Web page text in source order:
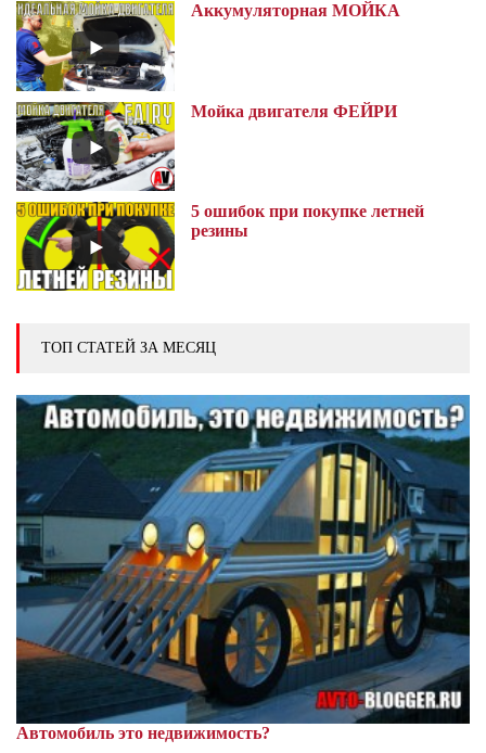
Аккумуляторная МОЙКА
Мойка двигателя ФЕЙРИ
5 ошибок при покупке летней
резины
ТОП СТАТЕЙ ЗА МЕСЯЦ
Автомобиль это недвижимость?